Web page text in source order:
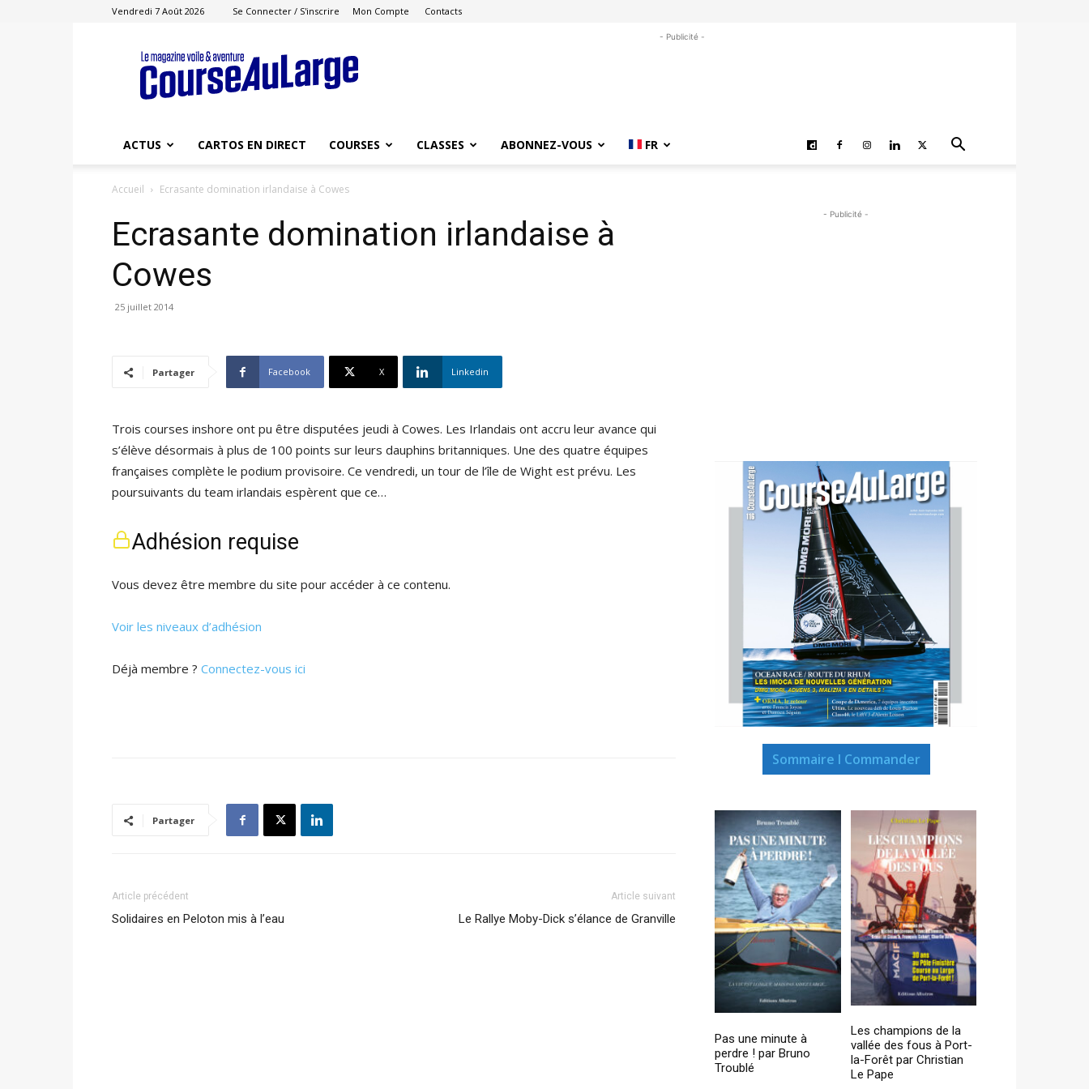
Vendredi 7 Août 2026 Se Connecter / S'inscrire Mon Compte Contacts
Course
au
Large
- Publicité -
ACTUS CARTOS EN DIRECT COURSES CLASSES ABONNEZ-VOUS FR
Accueil Ecrasante domination irlandaise à Cowes
Ecrasante domination irlandaise à
Cowes
25 juillet 2014
Partager Facebook X Linkedin
Trois courses inshore ont pu être disputées jeudi à Cowes. Les Irlandais ont accru leur avance qui
s’élève désormais à plus de 100 points sur leurs dauphins britanniques. Une des quatre équipes
françaises complète le podium provisoire. Ce vendredi, un tour de l’île de Wight est prévu. Les
poursuivants du team irlandais espèrent que ce…
Adhésion requise
Vous devez être membre du site pour accéder à ce contenu.
Voir les niveaux d’adhésion
Déjà membre ? Connectez-vous ici
Partager
Article précédent
Solidaires en Peloton mis à l’eau
Article suivant
Le Rallye Moby-Dick s’élance de Granville
- Publicité -
Sommaire I Commander
Pas une minute à
perdre ! par Bruno
Troublé
Les champions de la
vallée des fous à Port-
la-Forêt par Christian
Le Pape